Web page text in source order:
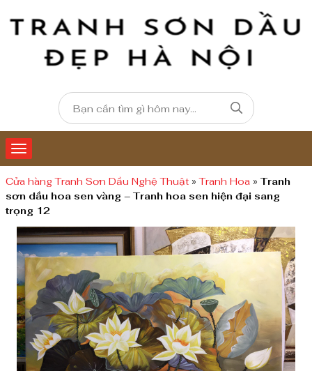
Cửa hàng Tranh Sơn Dầu Nghệ Thuật »Tranh Hoa » Tranh
sơn dầu hoa sen vàng – Tranh hoa sen hiện đại sang
trọng 12